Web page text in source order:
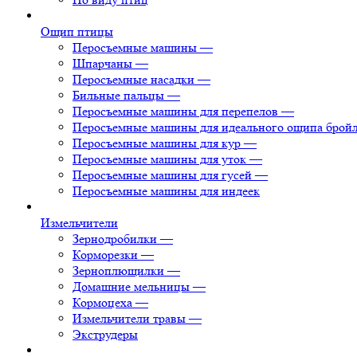
Ощип птицы
Перосъемные машины —
Шпарчаны —
Перосъемные насадки —
Бильные пальцы —
Перосъемные машины для перепелов —
Перосъемные машины для идеального ощипа
Перосъемные машины для кур —
Перосъемные машины для уток —
Перосъемные машины для гусей —
Перосъемные машины для индеек
Измельчители
Зернодробилки —
Корморезки —
Зерноплющилки —
Домашние мельницы —
Кормоцеха —
Измельчители травы —
Экструдеры